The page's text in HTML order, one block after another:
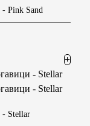
- Pink Sand
- Stellar